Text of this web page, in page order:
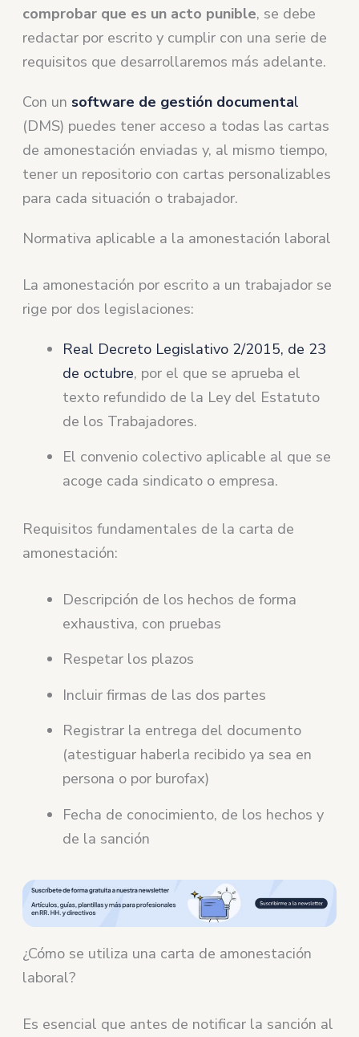
comprobar que es un acto punible, se debe
redactar por escrito y cumplir con una serie de
requisitos que desarrollaremos más adelante.
Con un software de gestión documental
(DMS) puedes tener acceso a todas las cartas
de amonestación enviadas y, al mismo tiempo,
tener un repositorio con cartas personalizables
para cada situación o trabajador.
Normativa aplicable a la amonestación laboral
La amonestación por escrito a un trabajador se
rige por dos legislaciones:
Real Decreto Legislativo 2/2015, de 23
de octubre, por el que se aprueba el
texto refundido de la Ley del Estatuto
de los Trabajadores.
El convenio colectivo aplicable al que se
acoge cada sindicato o empresa.
Requisitos fundamentales de la carta de
amonestación:
Descripción de los hechos de forma
exhaustiva, con pruebas
Respetar los plazos
Incluir firmas de las dos partes
Registrar la entrega del documento
(atestiguar haberla recibido ya sea en
persona o por burofax)
Fecha de conocimiento, de los hechos y
de la sanción
¿Cómo se utiliza una carta de amonestación
laboral?
Es esencial que antes de notificar la sanción al